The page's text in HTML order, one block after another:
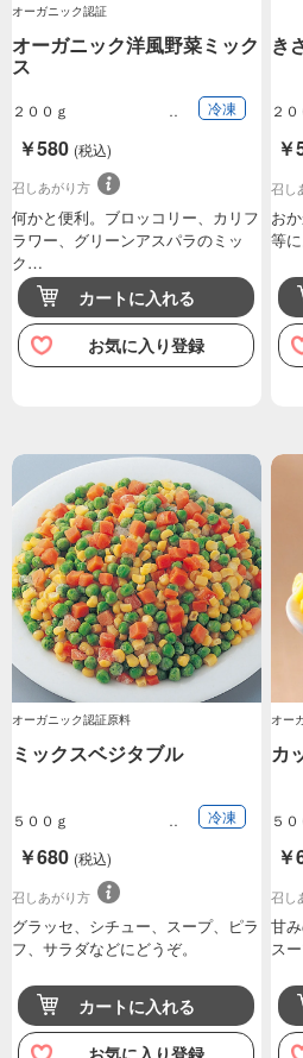
オーガニック認証
オーガニック洋風野菜ミック
ス
２００ｇ 冷凍
￥580 (税込)
召しあがり方
何かと便利。ブロッコリー、カリフ
ラワー、グリーンアスパラのミッ
ク…
カートに入れる
お気に入り登録
き
２
￥
召し
お
等
オーガニック認証原料
ミックスベジタブル
５００ｇ 冷凍
￥680 (税込)
召しあがり方
グラッセ、シチュー、スープ、ピラ
フ、サラダなどにどうぞ。
カートに入れる
オー
カ
５０
￥
召し
甘
ス